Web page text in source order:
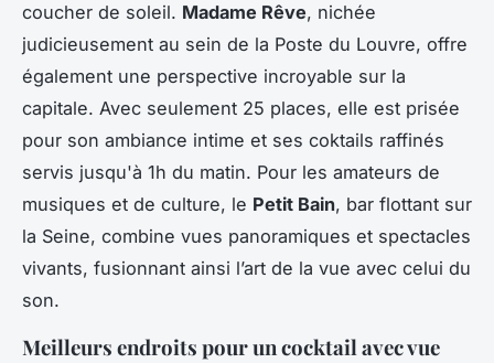
coucher de soleil. Madame Rêve, nichée
judicieusement au sein de la Poste du Louvre, offre
également une perspective incroyable sur la
capitale. Avec seulement 25 places, elle est prisée
pour son ambiance intime et ses coktails raffinés
servis jusqu'à 1h du matin. Pour les amateurs de
musiques et de culture, le Petit Bain, bar flottant sur
la Seine, combine vues panoramiques et spectacles
vivants, fusionnant ainsi l’art de la vue avec celui du
son.
Meilleurs endroits pour un cocktail avec vue